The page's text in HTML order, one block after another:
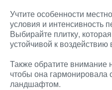
Учтите особенности
условия и интенсивность
Выбирайте плитку,
устойчивой к
Также обратите внимание
чтобы она гармонировала
ландшафтом.